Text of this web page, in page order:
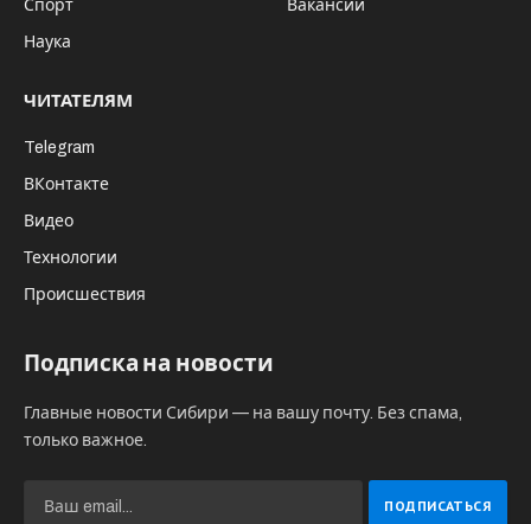
Вопросы организации и проведения
мероприятий, приуроченных к юбилею
региональном правительстве.
В ходе оперативного совещания в
правительстве области губернатор Андрей
Травников поручил представителям всех
самом высоком уровне, а также призвал
членов правительства, граждан активно
поучаствовать во всех знаковых
мероприятиях. «День Победы отметим в этом
году очень достойно», — подчеркнул глава
региона.